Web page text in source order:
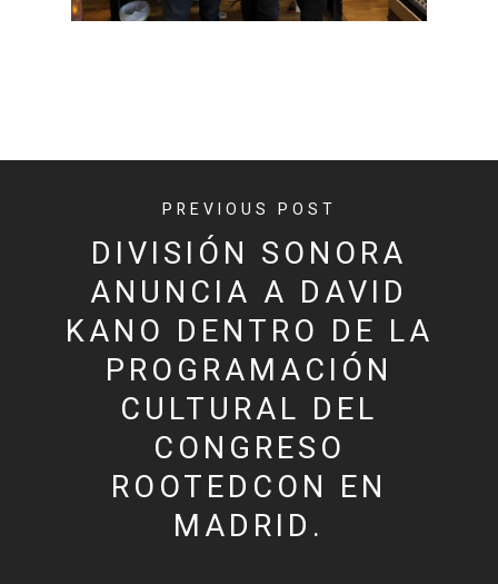
PREVIOUS POST
DIVISIÓN SONORA
ANUNCIA A DAVID
KANO DENTRO DE LA
PROGRAMACIÓN
CULTURAL DEL
CONGRESO
ROOTEDCON EN
MADRID.